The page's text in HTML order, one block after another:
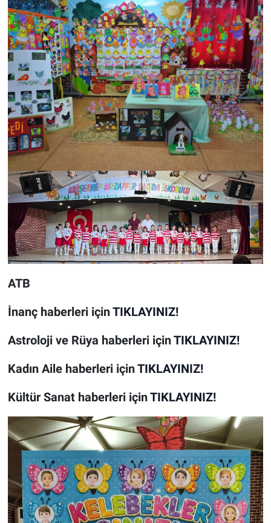
ATB
İnanç haberleri içinTIKLAYINIZ!
Astroloji ve Rüya haberleri içinTIKLAYINIZ!
Kadın Aile haberleri içinTIKLAYINIZ!
Kültür Sanat haberleri içinTIKLAYINIZ!